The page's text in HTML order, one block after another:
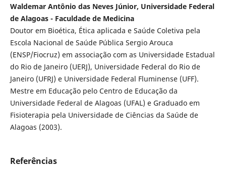
Waldemar Antônio das Neves Júnior, Universidade Federal
de Alagoas - Faculdade de Medicina
Doutor em Bioética, Ética aplicada e Saúde Coletiva pela
Escola Nacional de Saúde Pública Sergio Arouca
(ENSP/Fiocruz) em associação com as Universidade Estadual
do Rio de Janeiro (UERJ), Universidade Federal do Rio de
Janeiro (UFRJ) e Universidade Federal Fluminense (UFF).
Mestre em Educação pelo Centro de Educação da
Universidade Federal de Alagoas (UFAL) e Graduado em
Fisioterapia pela Universidade de Ciências da Saúde de
Alagoas (2003).
Referências